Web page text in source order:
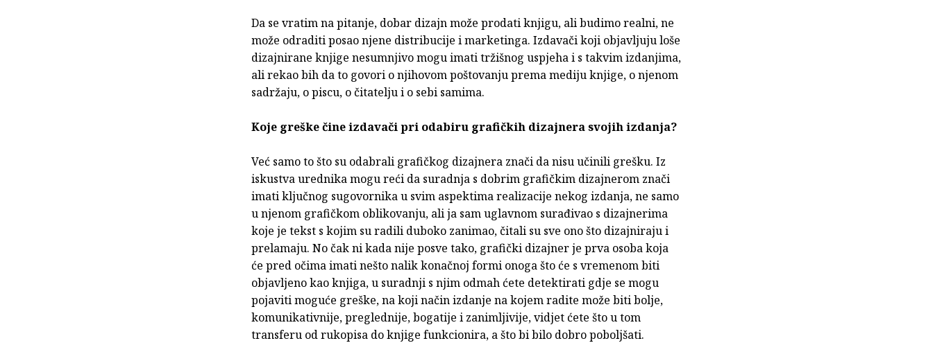
Da se vratim na pitanje, dobar dizajn može prodati knjigu, ali budimo realni, ne
može odraditi posao njene distribucije i marketinga. Izdavači koji objavljuju loše
dizajnirane knjige nesumnjivo mogu imati tržišnog uspjeha i s takvim izdanjima,
ali rekao bih da to govori o njihovom poštovanju prema mediju knjige, o njenom
sadržaju, o piscu, o čitatelju i o sebi samima.
Koje greške čine izdavači pri odabiru grafičkih dizajnera svojih izdanja?
Već samo to što su odabrali grafičkog dizajnera znači da nisu učinili grešku. Iz
iskustva urednika mogu reći da suradnja s dobrim grafičkim dizajnerom znači
imati ključnog sugovornika u svim aspektima realizacije nekog izdanja, ne samo
u njenom grafičkom oblikovanju, ali ja sam uglavnom surađivao s dizajnerima
koje je tekst s kojim su radili duboko zanimao, čitali su sve ono što dizajniraju i
prelamaju. No čak ni kada nije posve tako, grafički dizajner je prva osoba koja
će pred očima imati nešto nalik konačnoj formi onoga što će s vremenom biti
objavljeno kao knjiga, u suradnji s njim odmah ćete detektirati gdje se mogu
pojaviti moguće greške, na koji način izdanje na kojem radite može biti bolje,
komunikativnije, preglednije, bogatije i zanimljivije, vidjet ćete što u tom
transferu od rukopisa do knjige funkcionira, a što bi bilo dobro poboljšati.